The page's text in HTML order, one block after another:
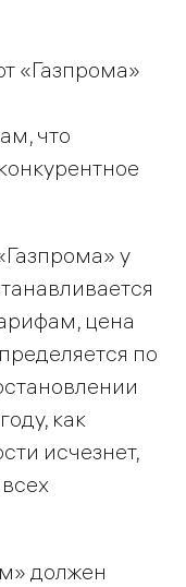
«Газпрома»
что
у
цена
по
как
исчезнет,
должен